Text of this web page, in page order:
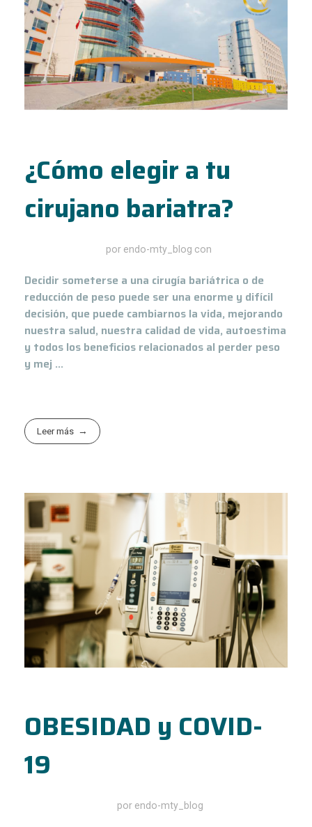
¿Cómo elegir a tu
cirujano bariatra?
por endo-mty_blog con
Decidir someterse a una cirugía bariátrica o de
reducción de peso puede ser una enorme y difícil
decisión, que puede cambiarnos la vida, mejorando
nuestra salud, nuestra calidad de vida, autoestima
y todos los beneficios relacionados al perder peso
y mej ...
Leer más
OBESIDAD y COVID-
19
por endo-mty_blog